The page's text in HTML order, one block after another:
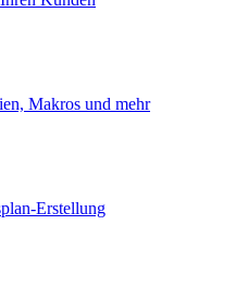
Makros und mehr
Erstellung